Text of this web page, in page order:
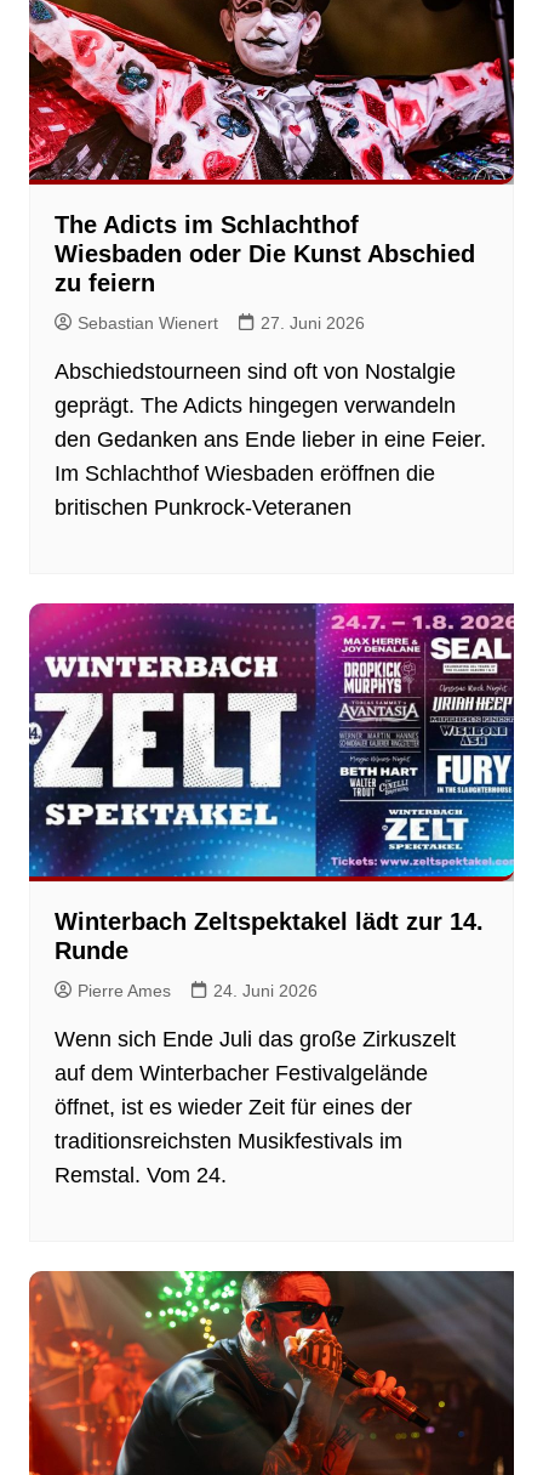
The Adicts im Schlachthof
Wiesbaden oder Die Kunst Abschied
zu feiern
Sebastian Wienert 27. Juni 2026
Abschiedstourneen sind oft von Nostalgie
geprägt. The Adicts hingegen verwandeln
den Gedanken ans Ende lieber in eine Feier.
Im Schlachthof Wiesbaden eröffnen die
britischen Punkrock-Veteranen
Winterbach Zeltspektakel lädt zur 14.
Runde
Pierre Ames 24. Juni 2026
Wenn sich Ende Juli das große Zirkuszelt
auf dem Winterbacher Festivalgelände
öffnet, ist es wieder Zeit für eines der
traditionsreichsten Musikfestivals im
Remstal. Vom 24.